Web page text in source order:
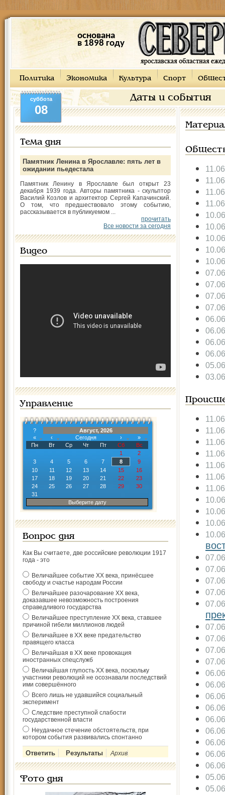
основана
в 1898 году
Политика Экономика Культура Спорт
Даты и события
суббота
08
Тема дня
Памятник Ленина в Ярославле: пять лет в
ожидании пьедестала
Памятник Ленину в Ярославле был открыт 23
декабря 1939 года. Авторы памятника - скульптор
Василий Козлов и архитектор Сергей Капачинский.
О том, что предшествовало этому событию,
рассказывается в публикуемом ...
прочитать
Все новости за сегодня
Видео
Управление
?
Август, 2026
«
‹ Сегодня ›
»
Пн
Вт Ср Чт Пт Сб
Вс
1
2
3
4 5 6 7 8
9
10
11 12 13 14 15
16
17
18 19 20 21 22
23
24
25 26 27 28 29
30
31
Выберите дату
Вопрос дня
Как Вы считаете, две российские революции 1917
года - это
Величайшее событие ХХ века, принёсшее
свободу и счастье народам России
Величайшее разочарование ХХ века,
доказавшее невозможность построения
справедливого государства
Величайшее преступление ХХ века, ставшее
причиной гибели миллионов людей
Величайшее в ХХ веке предательство
правящего класса
Величайшая в ХХ веке провокация
иностранных спецслужб
Величайшая глупость ХХ века, поскольку
участники революций не осознавали последствий
ими совершённого
Всего лишь не удавшийся социальный
эксперимент
Следствие преступной слабости
государственной власти
Неудачное стечение обстоятельств, при
котором события развивались спонтанно
Архив
Фото дня